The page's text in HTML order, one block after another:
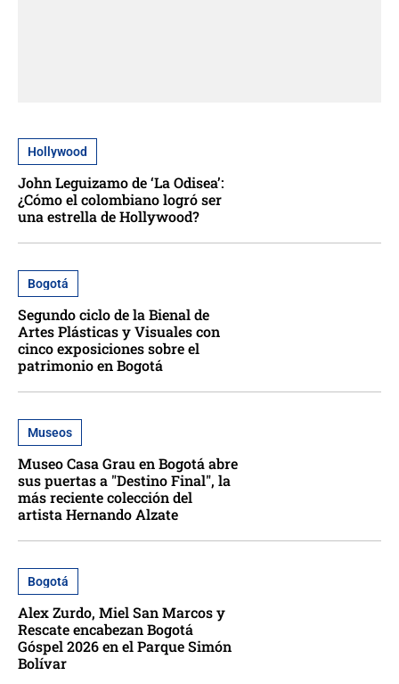
Hollywood
John Leguizamo de ‘La Odisea’:
¿Cómo el colombiano logró ser
una estrella de Hollywood?
Bogotá
Segundo ciclo de la Bienal de
Artes Plásticas y Visuales con
cinco exposiciones sobre el
patrimonio en Bogotá
Museos
Museo Casa Grau en Bogotá abre
sus puertas a "Destino Final", la
más reciente colección del
artista Hernando Alzate
Bogotá
Alex Zurdo, Miel San Marcos y
Rescate encabezan Bogotá
Góspel 2026 en el Parque Simón
Bolívar